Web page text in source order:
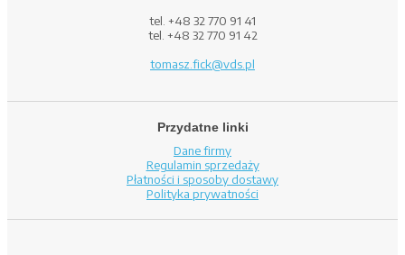
tel. +48 32 770 91 41
tel. +48 32 770 91 42
tomasz.fick@vds.pl
Przydatne linki
Dane firmy
Regulamin sprzedaży
Płatności i sposoby dostawy
Polityka prywatności